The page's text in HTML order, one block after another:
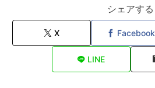
シェアする
X Facebook
LINE